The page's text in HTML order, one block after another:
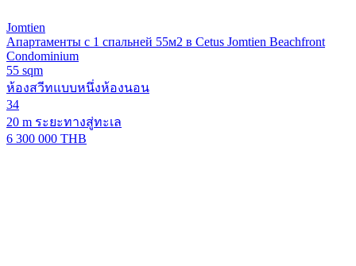
Jomtien
Апартаменты с 1 спальней 55м2 в Cetus Jomtien Beachfront
Condominium
55 sqm
ห้องสวีทแบบหนึ่งห้องนอน
34
20 m ระยะทางสู่ทะเล
6 300 000 THB